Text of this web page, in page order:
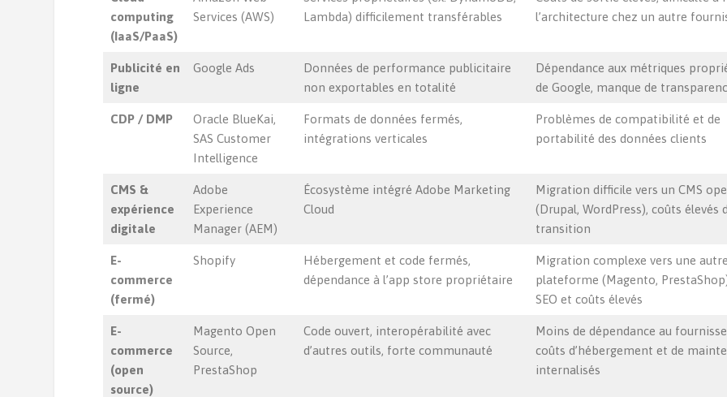
computing
(IaaS/PaaS)
Services (AWS)
Lambda) difficilement transférables
l’architecture chez un autre
Publicité en
ligne
Google Ads
Données de performance publicitaire
non exportables en totalité
Dépendance aux métriques
de Google, manque de
CDP / DMP
Oracle BlueKai,
SAS Customer
Intelligence
Formats de données fermés,
intégrations verticales
Problèmes de compatibilité et de
portabilité des données clients
CMS &
expérience
digitale
Adobe
Experience
Manager (AEM)
Écosystème intégré Adobe Marketing
Cloud
Migration difficile vers un CMS
(Drupal, WordPress), coûts élevés
transition
E-
commerce
(fermé)
Shopify
Hébergement et code fermés,
dépendance à l’app store propriétaire
Migration complexe vers une
plateforme (Magento,
SEO et coûts élevés
E-
commerce
(open
source)
Magento Open
Source,
PrestaShop
Code ouvert, interopérabilité avec
d’autres outils, forte communauté
Moins de dépendance au
coûts d’hébergement et de
internalisés